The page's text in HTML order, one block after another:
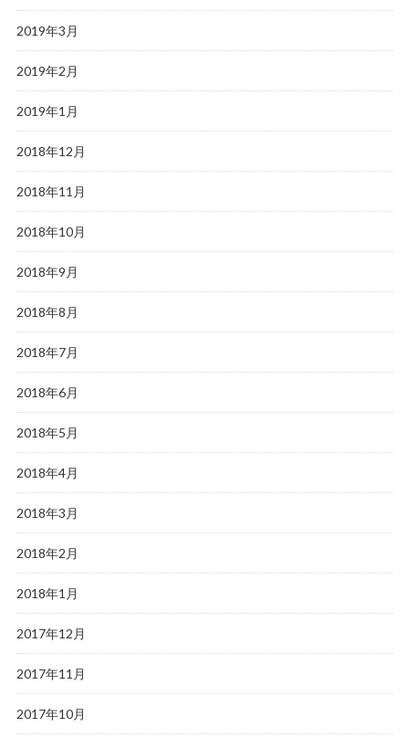
2019年3月
2019年2月
2019年1月
2018年12月
2018年11月
2018年10月
2018年9月
2018年8月
2018年7月
2018年6月
2018年5月
2018年4月
2018年3月
2018年2月
2018年1月
2017年12月
2017年11月
2017年10月